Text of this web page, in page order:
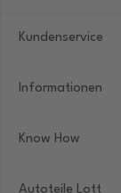
Kundenservice
Informationen
Know How
Autoteile Lott